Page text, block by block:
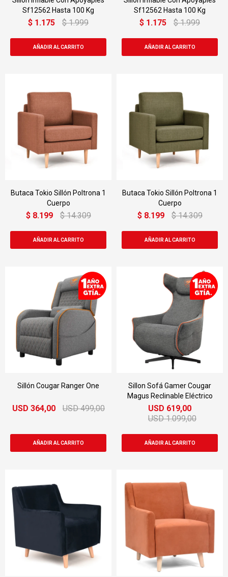
Sf12562 Hasta 100 Kg
$ 1.175 $ 1.999
Sf12562 Hasta 100 Kg
$ 1.175 $ 1.999
Butaca Tokio Sillón Poltrona 1
Cuerpo
$ 8.199 $ 14.309
Butaca Tokio Sillón Poltrona 1
Cuerpo
$ 8.199 $ 14.309
Sillón Cougar Ranger One
USD 364,00 USD 499,00
Sillon Sofá Gamer Cougar
Magus Reclinable Eléctrico
USD 619,00
USD 1.099,00